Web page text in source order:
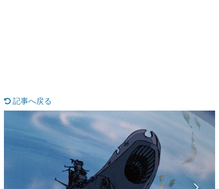
なんでゲームは面白い？
ゲーム開発者・hamatsu氏がゲームの魅力を画面や操作の
具体的な形から解き明かしていく、硬派で骨太な評論連載
です。
ゲームが変えた日本語
「経験値」「裏技」「ラスボス」… ゲームにまつわる言葉
の起源や用法の変遷を、コンピューター文化史研究家・タ
イニーP氏が徹底調査。
記事へ戻る